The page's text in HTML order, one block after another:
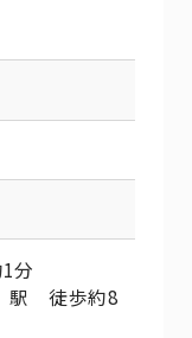
分
駅 徒歩約8